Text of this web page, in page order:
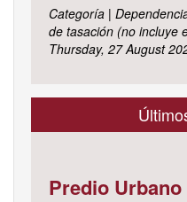
Categoría |
de tasación (no incluye
Thursday, 27 August